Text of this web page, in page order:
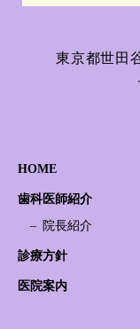
東京都世田
HOME
歯科医師紹介
院長紹介
診療方針
医院案内